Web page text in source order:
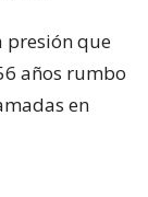
presión que
años rumbo
en